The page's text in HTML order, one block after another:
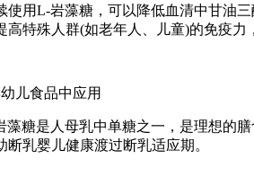
L-岩藻糖，可以降低血清中甘油三
高特殊人群(如老年人、儿童)的免疫
儿食品中应用
是人母乳中单糖之一，是理想的膳
断乳婴儿健康渡过断乳适应期。